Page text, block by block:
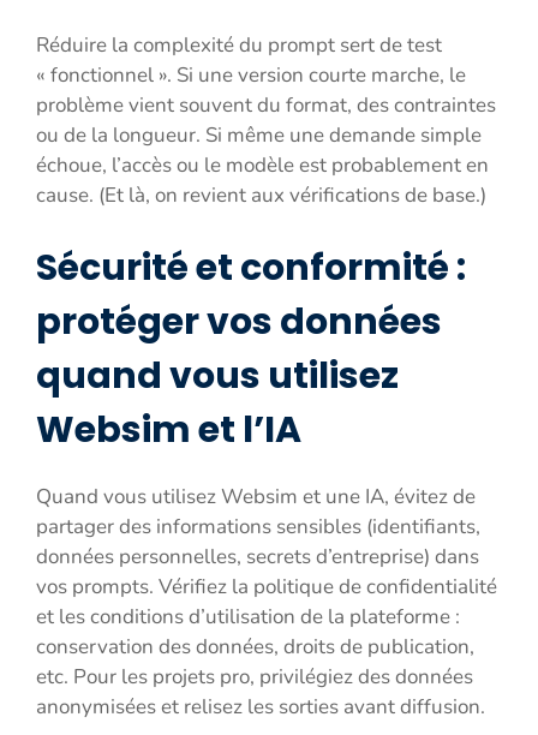
Réduire la complexité du prompt sert de test
« fonctionnel ». Si une version courte marche, le
problème vient souvent du format, des contraintes
ou de la longueur. Si même une demande simple
échoue, l’accès ou le modèle est probablement en
cause. (Et là, on revient aux vérifications de base.)
Sécurité et conformité :
protéger vos données
quand vous utilisez
Websim et l’IA
Quand vous utilisez Websim et une IA, évitez de
partager des informations sensibles (identifiants,
données personnelles, secrets d’entreprise) dans
vos prompts. Vérifiez la politique de confidentialité
et les conditions d’utilisation de la plateforme :
conservation des données, droits de publication,
etc. Pour les projets pro, privilégiez des données
anonymisées et relisez les sorties avant diffusion.